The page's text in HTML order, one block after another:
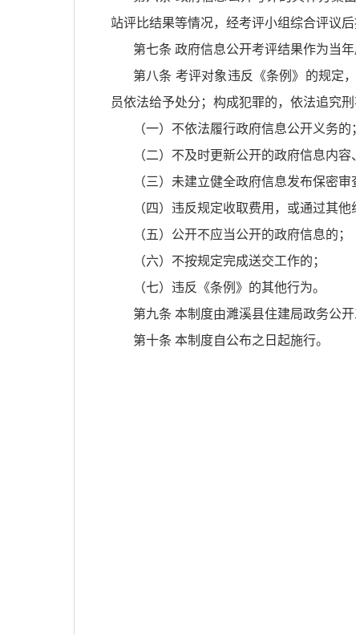
站评比结果等情况，经考评小组综合评议
第七条 政府信息公开考评结果作为当
第八条 考评对象违反《条例》的规定
员依法给予处分；构成犯罪的，依法追究刑
（一）不依法履行政府信息公开义务的
（二）不及时更新公开的政府信息内
（三）未建立健全政府信息发布保密审
（四）违反规定收取费用，或通过其
（五）公开不应当公开的政府信息的；
（六）不按规定完成送交工作的；
（七）违反《条例》的其他行为。
第九条 本制度由濉溪县住建局政务公开
第十条 本制度自公布之日起施行。